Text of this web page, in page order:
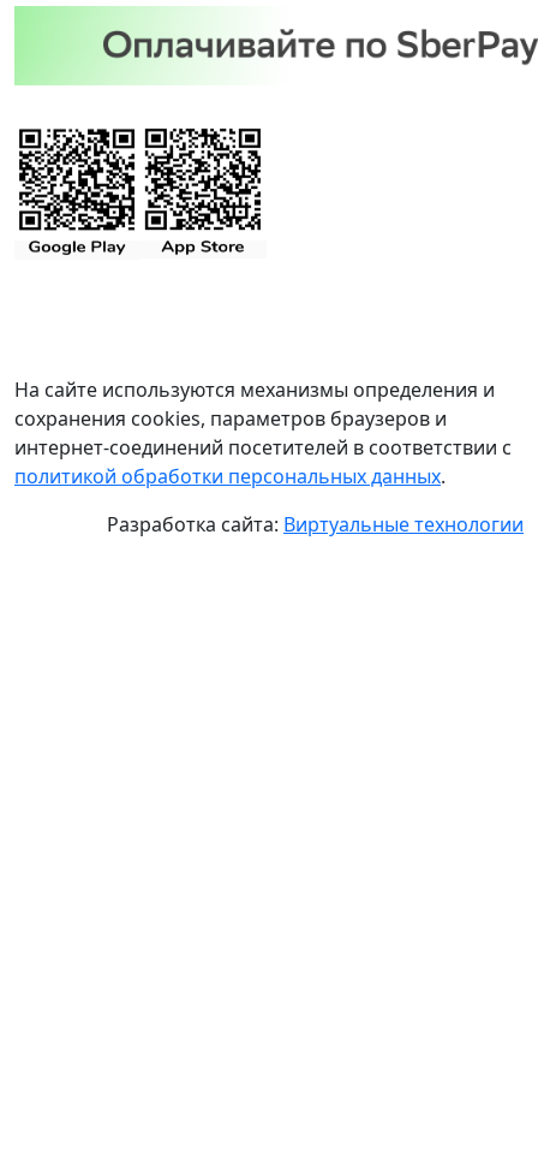
На сайте используются механизмы определения и
сохранения cookies, параметров браузеров и
интернет-соединений посетителей в соответствии с
политикой обработки персональных данных.
Разработка сайта: Виртуальные технологии